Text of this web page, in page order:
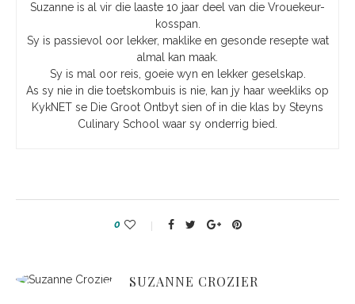
Suzanne is al vir die laaste 10 jaar deel van die Vrouekeur-
kosspan.
Sy is passievol oor lekker, maklike en gesonde resepte wat
almal kan maak.
Sy is mal oor reis, goeie wyn en lekker geselskap.
As sy nie in die toetskombuis is nie, kan jy haar weekliks op
KykNET se Die Groot Ontbyt sien of in die klas by Steyns
Culinary School waar sy onderrig bied.
0
SUZANNE CROZIER